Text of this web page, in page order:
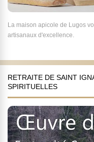
La maison apicole de Lugos
artisanaux d'excellence.
RETRAITE DE SAINT
SPIRITUELLES